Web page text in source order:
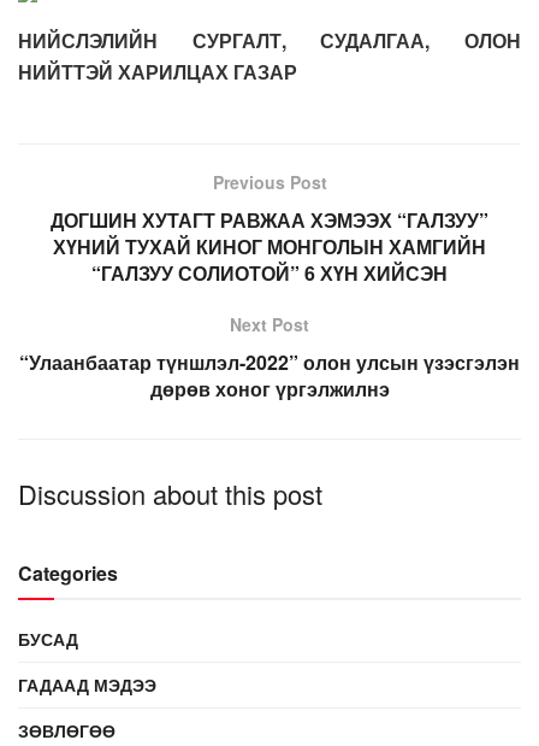
НИЙСЛЭЛИЙН СУРГАЛТ, СУДАЛГАА, ОЛОН
НИЙТТЭЙ ХАРИЛЦАХ ГАЗАР
Previous Post
ДОГШИН ХУТАГТ РАВЖАА ХЭМЭЭХ “ГАЛЗУУ”
ХҮНИЙ ТУХАЙ КИНОГ МОНГОЛЫН ХАМГИЙН
“ГАЛЗУУ СОЛИОТОЙ” 6 ХҮН ХИЙСЭН
Next Post
“Улаанбаатар түншлэл-2022” олон улсын үзэсгэлэн
дөрөв хоног үргэлжилнэ
Discussion about this post
Categories
БУСАД
ГАДААД МЭДЭЭ
ЗӨВЛӨГӨӨ